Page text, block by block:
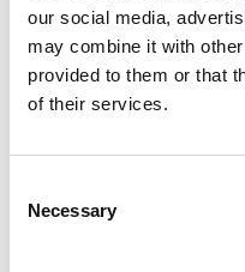
our social media,
may combine it with
provided to them or that
of their services.
Selection
Necessary
dati personali effettuati
Social Media si rimanda
attraverso le rispettive
attraverso le pagine delle
dedicate, nell’ambito
pubblicizzazione